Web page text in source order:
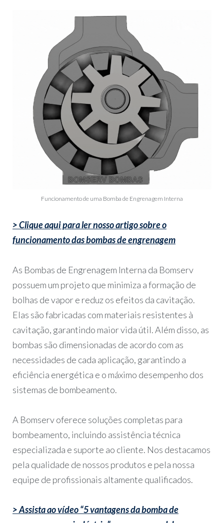
Funcionamento de uma Bomba de Engrenagem Interna
> Clique aqui para ler nosso artigo sobre o
funcionamento das bombas de engrenagem
As Bombas de Engrenagem Interna da Bomserv
possuem um projeto que minimiza a formação de
bolhas de vapor e reduz os efeitos da cavitação.
Elas são fabricadas com materiais resistentes à
cavitação, garantindo maior vida útil. Além disso, as
bombas são dimensionadas de acordo com as
necessidades de cada aplicação, garantindo a
eficiência energética e o máximo desempenho dos
sistemas de bombeamento.
A Bomserv oferece soluções completas para
bombeamento, incluindo assistência técnica
especializada e suporte ao cliente. Nos destacamos
pela qualidade de nossos produtos e pela nossa
equipe de profissionais altamente qualificados.
> Assista ao vídeo “5 vantagens da bomba de